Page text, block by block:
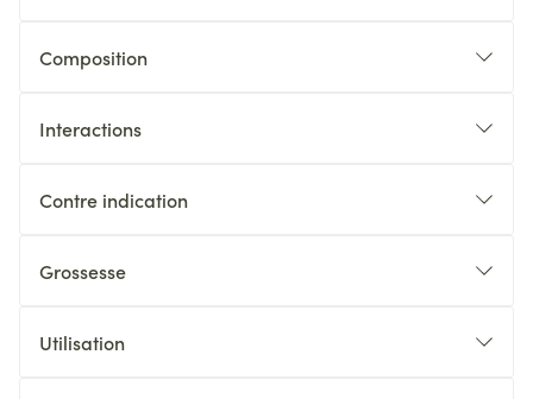
Composition
Interactions
Contre indication
Grossesse
Utilisation